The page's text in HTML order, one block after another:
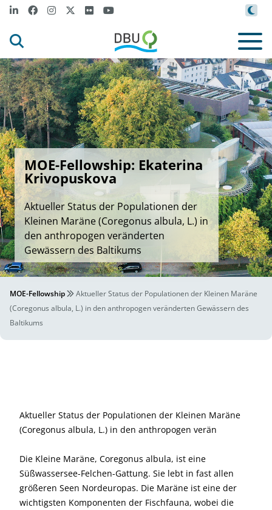
MOE-Fellowship: Ekaterina
Krivopuskova
Aktueller Status der Populationen der
Kleinen Maräne (Coregonus albula, L.) in
den anthropogen veränderten
Gewässern des Baltikums
MOE-Fellowship
Aktueller Status der Populationen der Kleinen Maräne
(Coregonus albula, L.) in den anthropogen veränderten Gewässern des
Baltikums
Aktueller Status der Populationen der Kleinen Maräne
(Coregonus albula, L.) in den anthropogen verän
Die Kleine Maräne, Coregonus albula, ist eine
Süßwassersee-Felchen-Gattung. Sie lebt in fast allen
größeren Seen Nordeuropas. Die Maräne ist eine der
wichtigsten Komponenten der Fischfauna, wobei die